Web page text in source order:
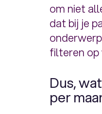
om niet
dat bij je
filteren op
Dus,
per